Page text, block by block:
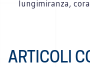
lungimiranza,
ARTICOLI